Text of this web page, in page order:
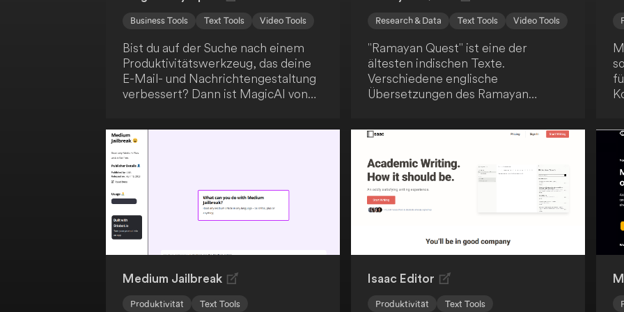
Business Tools Text Tools Video Tools
Bist du auf der Suche nach einem
Produktivitätswerkzeug, das deine
E-Mail- und Nachrichtengestaltung
verbessert? Dann ist MagicAI von
beschleunigt deine Arbeitsabläufe
und hilft dir, klare, überzeugende
Kommunikation zu erstellen.
Darüber hinaus bietet MagicAI eine
sofortige Zusammenfassung deiner
langen E-Mail-Konversationen,
Nachrichten, Notizen und Dateien.
Research & Data Text Tools Video Tools
"Ramayan Quest" ist eine der
ältesten indischen Texte.
Verschiedene englische
Übersetzungen des Ramayan
erweitert. Dies ermöglicht eine
innovative und moderne
Interpretation des klassischen
Textes.
Medium Jailbreak
Produktivität Text Tools
Isaac Editor
Produktivität Text Tools